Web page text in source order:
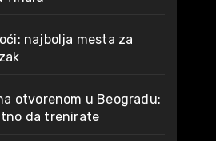
najbolja mesta za
otvorenom u Beogradu:
da trenirate